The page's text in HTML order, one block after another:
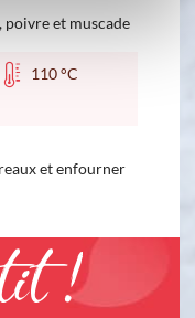
et muscade
110 °C
et enfourner
!